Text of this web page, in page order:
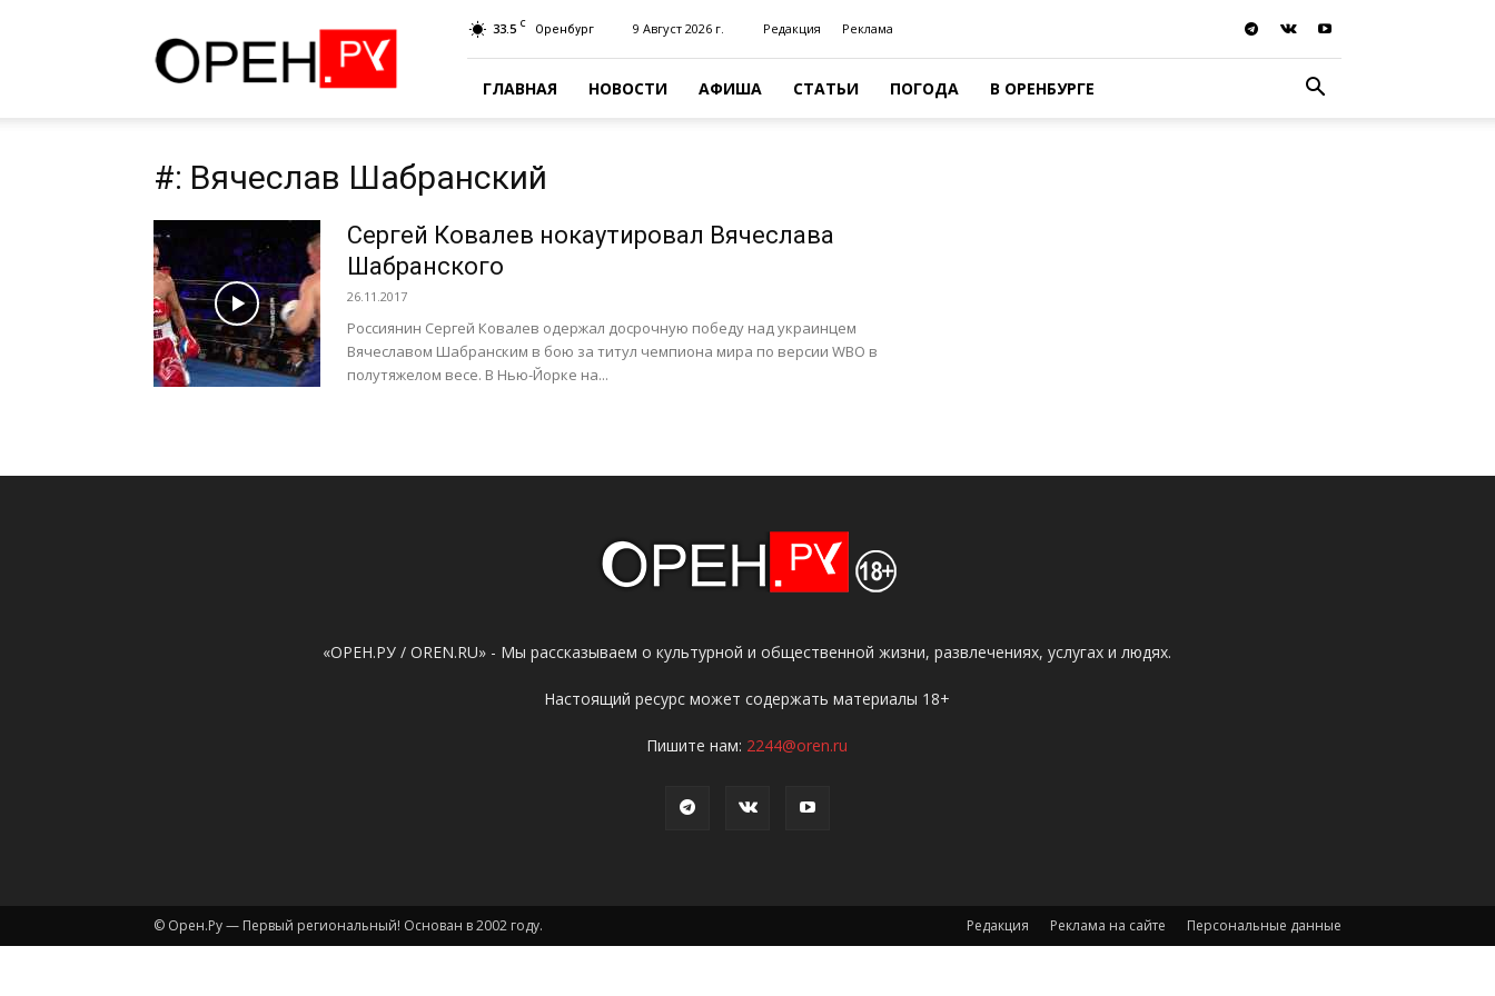
33.5 C Оренбург 9 Август 2026 г. Редакция Реклама
ГЛАВНАЯ НОВОСТИ АФИША СТАТЬИ ПОГОДА В ОРЕНБУРГЕ
#: Вячеслав Шабранский
Сергей Ковалев нокаутировал Вячеслава
Шабранского
26.11.2017
Россиянин Сергей Ковалев одержал досрочную победу над украинцем
Вячеславом Шабранским в бою за титул чемпиона мира по версии WBO в
полутяжелом весе. В Нью-Йорке на...
«ОРЕН.РУ / OREN.RU» - Мы рассказываем о культурной и общественной жизни, развлечениях, услугах и людях.
Настоящий ресурс может содержать материалы 18+
Пишите нам: 2244@oren.ru
Редакция Реклама на сайте Персональные данные
© Орен.Ру — Первый региональный! Основан в 2002 году.